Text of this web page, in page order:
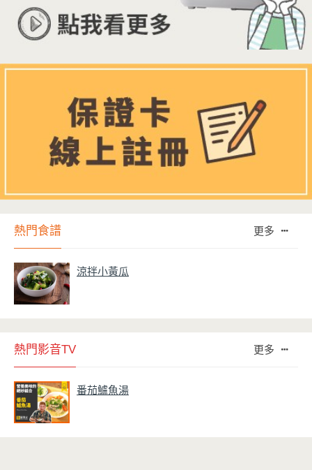
熱門食譜 更多
涼拌小黃瓜
熱門影音TV 更多
番茄鱸魚湯